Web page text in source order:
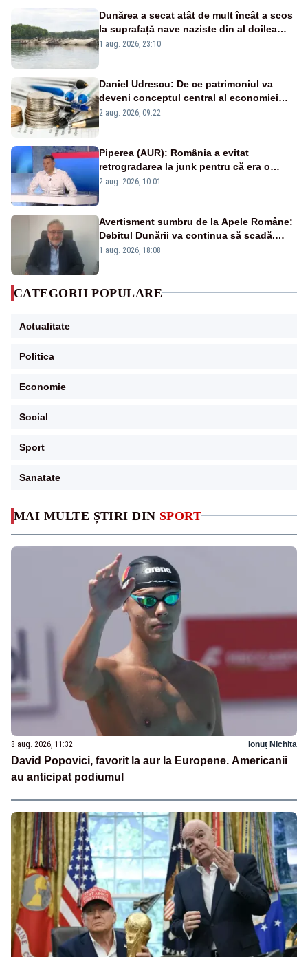
MAI MULTE ȘTIRI DIN SPORT
8 aug. 2026, 11:32 Ionuț Nichita
David Popovici, favorit la aur la Europene. Americanii
au anticipat podiumul
Dunărea a secat atât de mult încât a scos
la suprafață nave naziste din al doilea
război mondial
1 aug. 2026, 23:10
Daniel Udrescu: De ce patrimoniul va
deveni conceptul central al economiei
viitoare?
2 aug. 2026, 09:22
Piperea (AUR): România a evitat
retrogradarea la junk pentru că era o
catastrofă pentru bănci și fondurile de
2 aug. 2026, 10:01
Avertisment sumbru de la Apele Române:
Debitul Dunării va continua să scadă.
Cernavodă s-ar putea închide în 4 zile
1 aug. 2026, 18:08
CATEGORII POPULARE
Actualitate
Politica
Economie
Social
Sport
Sanatate